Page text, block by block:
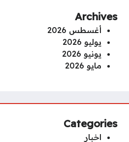
Archives
أغسطس 2026
يوليو 2026
يونيو 2026
مايو 2026
Categories
اخبار